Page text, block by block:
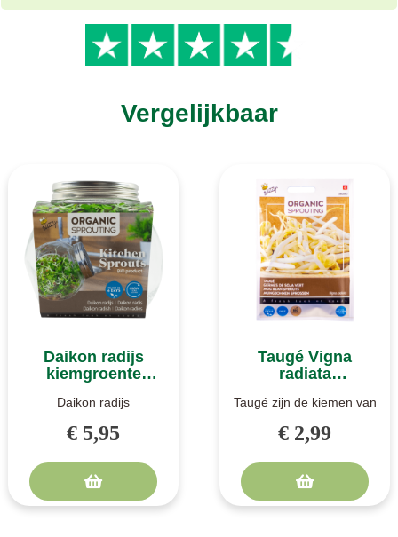
Vergelijkbaar
Daikon radijs
kiemgroente
Daikon radijs
Biologische zaden. Het
€ 5,95
Taugé Vigna
radiata
zaden
Taugé zijn de kiemen van
voor taugé ook de
€ 2,99